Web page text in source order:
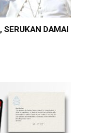
SERUKAN DAMAI